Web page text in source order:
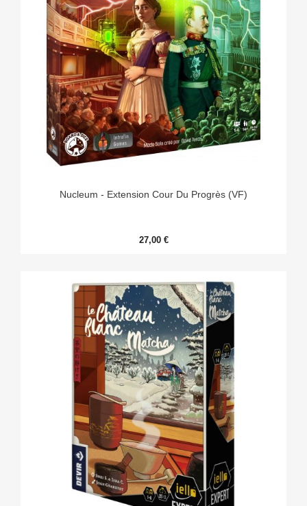
Nucleum - Extension Cour Du Progrès (VF)
27,00 €